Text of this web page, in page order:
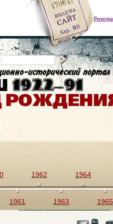
1961
1962
1963
1964
1965